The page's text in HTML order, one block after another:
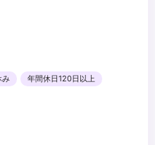
み 年間休日120日以上